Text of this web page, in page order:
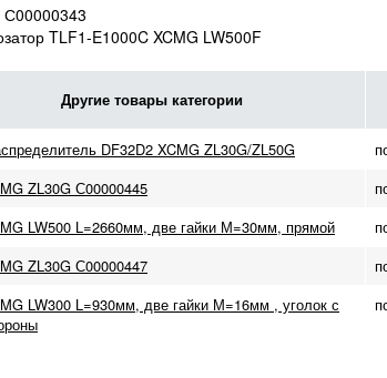
С00000343
TLF1-E1000C XCMG LW500F
Другие товары категории
DF32D2 XCMG ZL30G/ZL50G
ZL30G С00000445
LW500 L=2660мм, две гайки М=30мм, прямой
ZL30G С00000447
LW300 L=930мм, две гайки М=16мм , уголок с